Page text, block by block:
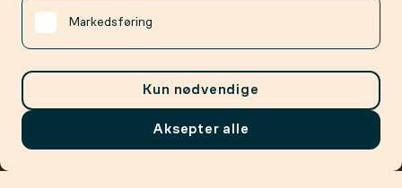
Meny
Markedsføring
Kun nødvendige
Aksepter alle